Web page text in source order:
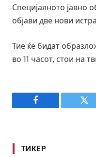
Специјалното јавно
објави две нови
Тие ќе бидат
во 11 часот, стои на
Facebook
ТИКЕР